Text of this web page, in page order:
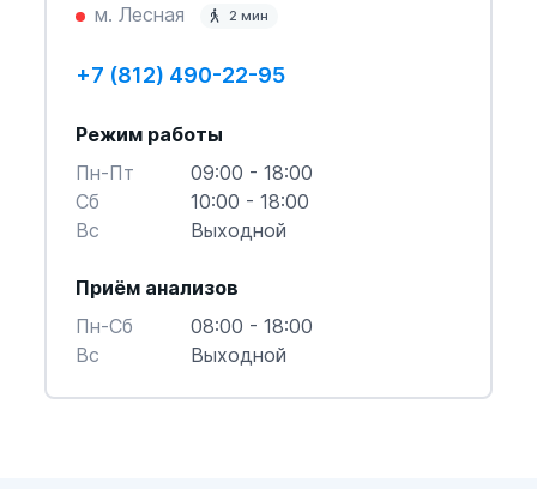
м. Лесная 2 мин
+7 (812) 490-22-95
Режим работы
Пн-Пт
09:00 - 18:00
Cб
10:00 - 18:00
Вс
Выходной
Приём анализов
Пн-Cб
08:00 - 18:00
Вс
Выходной